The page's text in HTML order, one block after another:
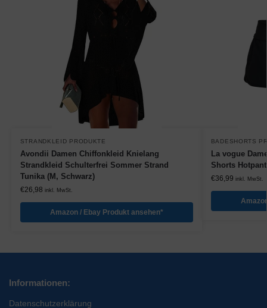
STRANDKLEID PRODUKTE
Avondii Damen Chiffonkleid Knielang
Strandkleid Schulterfrei Sommer Strand
Tunika (M, Schwarz)
€26,98 inkl. MwSt.
Amazon / Ebay Produkt ansehen*
BADESHORTS
La vogue
Shorts
€36,99 inkl. MwSt.
Informationen:
Datenschutzerklärung